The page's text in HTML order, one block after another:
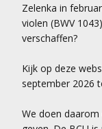
Zelenka in
violen (BWV
verschaffen?
Kijk op deze
september 2026
We doen